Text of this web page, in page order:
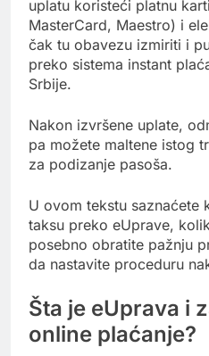
uplatu koristeći platnu
MasterCard, Maestro) i
čak tu obavezu izmiriti i
preko sistema instant
Srbije.
Nakon izvršene uplate,
pa možete maltene istog
za podizanje pasoša.
U ovom tekstu saznaćete
taksu preko eUprave,
posebno obratite pažnju
da nastavite proceduru
Šta je eUprava i
online plaćanje?